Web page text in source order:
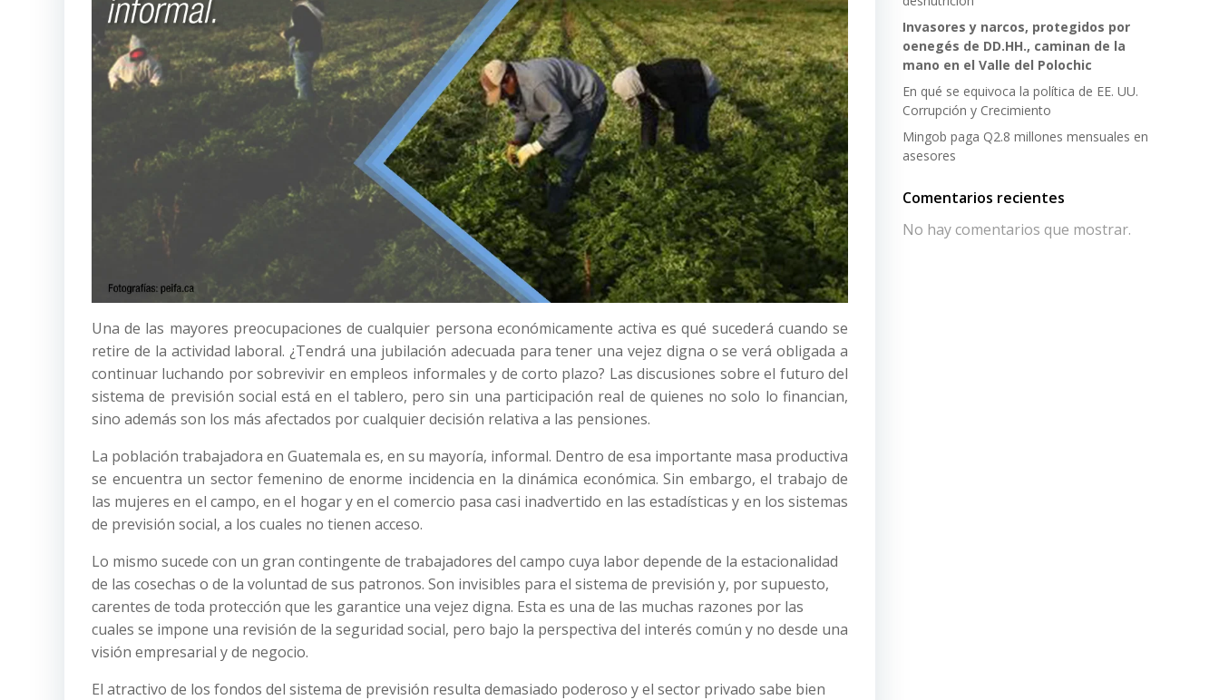
Una de las mayores preocupaciones de cualquier persona económicamente activa es qué sucederá cuando se
retire de la actividad laboral. ¿Tendrá una jubilación adecuada para tener una vejez digna o se verá obligada a
continuar luchando por sobrevivir en empleos informales y de corto plazo? Las discusiones sobre el futuro del
sistema de previsión social está en el tablero, pero sin una participación real de quienes no solo lo financian,
sino además son los más afectados por cualquier decisión relativa a las pensiones.
La población trabajadora en Guatemala es, en su mayoría, informal. Dentro de esa importante masa productiva
se encuentra un sector femenino de enorme incidencia en la dinámica económica. Sin embargo, el trabajo de
las mujeres en el campo, en el hogar y en el comercio pasa casi inadvertido en las estadísticas y en los sistemas
de previsión social, a los cuales no tienen acceso.
Lo mismo sucede con un gran contingente de trabajadores del campo cuya labor depende de la estacionalidad
de las cosechas o de la voluntad de sus patronos. Son invisibles para el sistema de previsión y, por supuesto,
carentes de toda protección que les garantice una vejez digna. Esta es una de las muchas razones por las
cuales se impone una revisión de la seguridad social, pero bajo la perspectiva del interés común y no desde una
visión empresarial y de negocio.
El atractivo de los fondos del sistema de previsión resulta demasiado poderoso y el sector privado sabe bien
Invasores y narcos, protegidos por
oenegés de DD.HH., caminan de la
mano en el Valle del Polochic
En qué se equivoca la política de EE. UU.
Corrupción y Crecimiento
Mingob paga Q2.8 millones mensuales en
asesores
Comentarios recientes
No hay comentarios que mostrar.